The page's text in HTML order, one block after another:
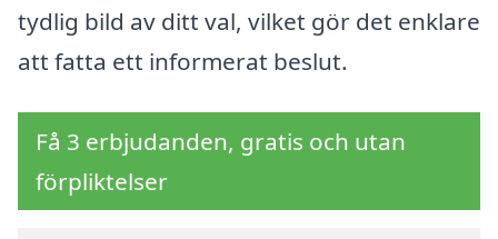
tydlig bild av ditt val, vilket gör det enklare
att fatta ett informerat beslut.
Få 3 erbjudanden, gratis och utan
förpliktelser